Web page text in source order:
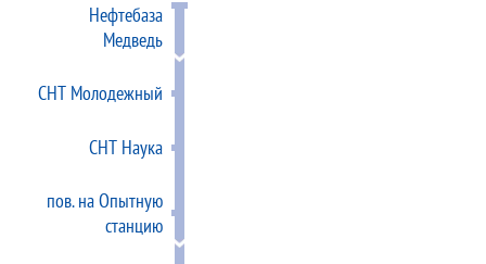
Нефтебаза
Медведь
СНТ Молодежный
СНТ Наука
пов. на Опытную
станцию